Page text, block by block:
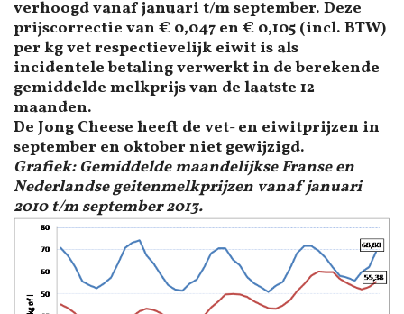
verhoogd vanaf januari t/m september. Deze
prijscorrectie van € 0,047 en € 0,105 (incl. BTW)
per kg vet respectievelijk eiwit is als
incidentele betaling verwerkt in de berekende
gemiddelde melkprijs van de laatste 12
maanden.
De Jong Cheese heeft de vet- en eiwitprijzen in
september en oktober niet gewijzigd.
Grafiek: Gemiddelde maandelijkse Franse en
Nederlandse geitenmelkprijzen vanaf januari
2010 t/m september 2013.